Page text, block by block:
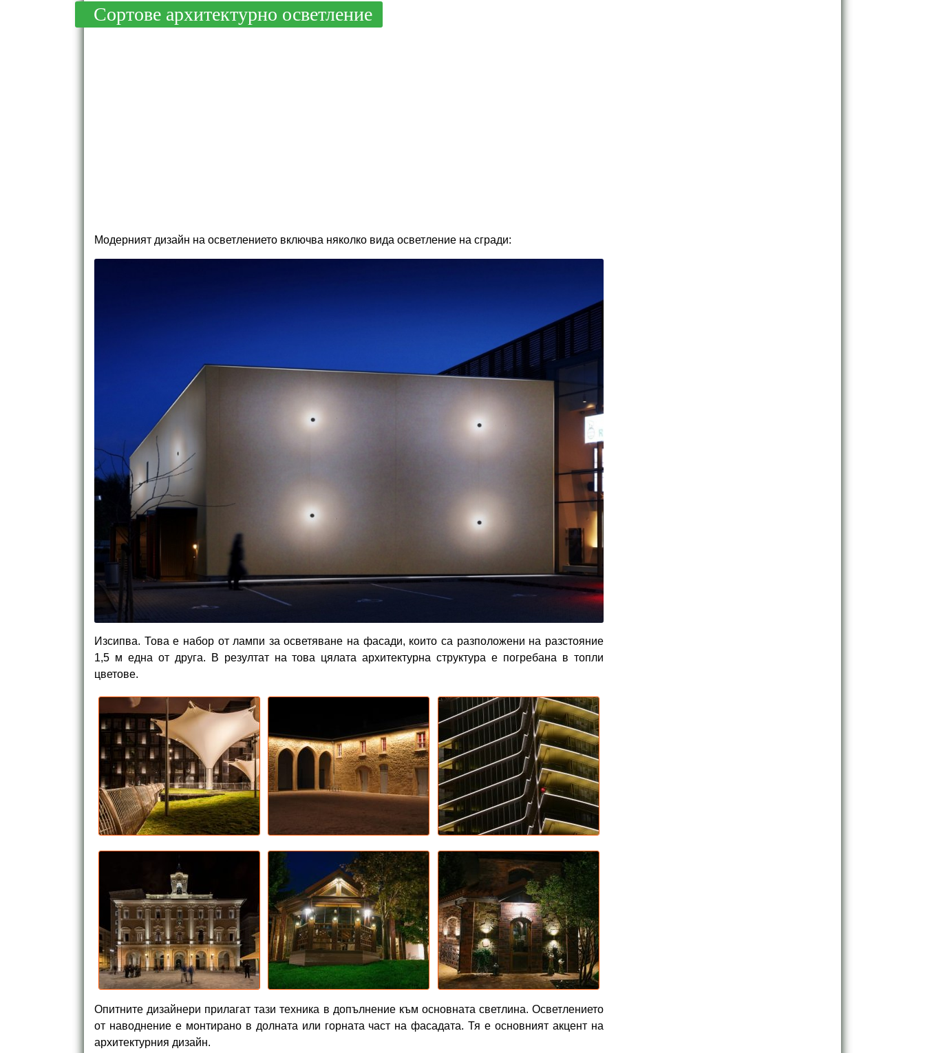
Сортове архитектурно осветление
Модерният дизайн на осветлението включва няколко вида осветление на сгради:
Изсипва. Това е набор от лампи за осветяване на фасади, които са разположени на разстояние
1,5 м една от друга. В резултат на това цялата архитектурна структура е погребана в топли
цветове.
Опитните дизайнери прилагат тази техника в допълнение към основната светлина. Осветлението
от наводнение е монтирано в долната или горната част на фасадата. Тя е основният акцент на
архитектурния дизайн.